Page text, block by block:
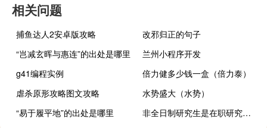
相关问题
捕鱼达人2安卓版攻略
改邪归正的句子
“岂减玄晖与惠连”的出处是哪里
兰州小程序开发
g41编程实例
倍力健多少钱一盒（倍力泰）
虐杀原形攻略图文攻略
水势盛大（水势）
“易于履平地”的出处是哪里
非全日制研究生是在职研究生么怎么报名的